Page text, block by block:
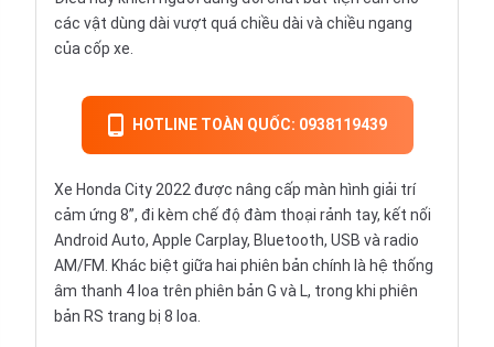
các vật dùng dài vượt quá chiều dài và chiều ngang
của cốp xe.
HOTLINE TOÀN QUỐC: 0938119439
Xe Honda City 2022 được nâng cấp màn hình giải trí
cảm ứng 8”, đi kèm chế độ đàm thoại rảnh tay, kết nối
Android Auto, Apple Carplay, Bluetooth, USB và radio
AM/FM. Khác biệt giữa hai phiên bản chính là hệ thống
âm thanh 4 loa trên phiên bản G và L, trong khi phiên
bản RS trang bị 8 loa.